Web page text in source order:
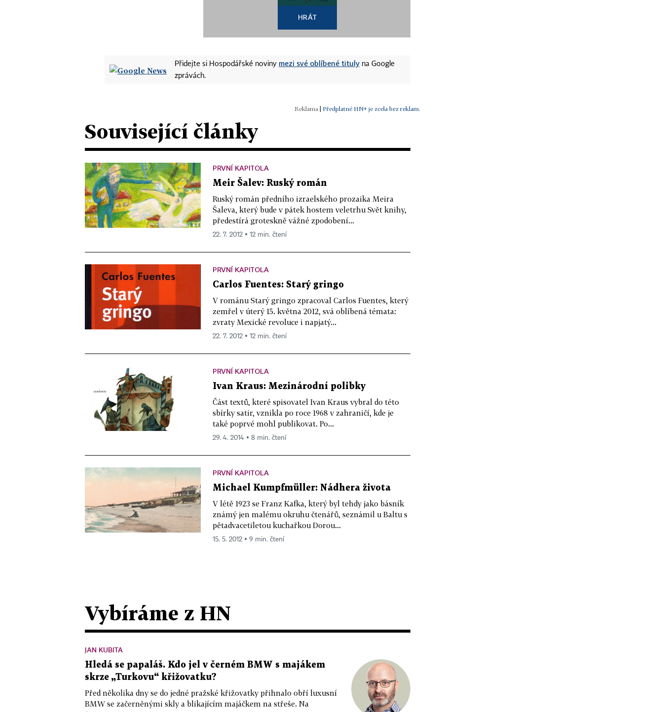
HRÁT
Přidejte si Hospodářské noviny mezi své oblíbené tituly na Google
zprávách.
Předplatné HN+ je zcela bez reklam.
Související články
PRVNÍ KAPITOLA
Meir Šalev: Ruský román
Ruský román předního izraelského prozaika Meira
Šaleva, který bude v pátek hostem veletrhu Svět knihy,
předestírá groteskně vážné zpodobení...
22. 7. 2012 ▪ 12 min. čtení
PRVNÍ KAPITOLA
Carlos Fuentes: Starý gringo
V románu Starý gringo zpracoval Carlos Fuentes, který
zemřel v úterý 15. května 2012, svá oblíbená témata:
zvraty Mexické revoluce i napjatý...
22. 7. 2012 ▪ 12 min. čtení
PRVNÍ KAPITOLA
Ivan Kraus: Mezinárodní polibky
Část textů, které spisovatel Ivan Kraus vybral do této
sbírky satir, vznikla po roce 1968 v zahraničí, kde je
také poprvé mohl publikovat. Po...
29. 4. 2014 ▪ 8 min. čtení
PRVNÍ KAPITOLA
Michael Kumpfmüller: Nádhera života
V létě 1923 se Franz Kafka, který byl tehdy jako básník
známý jen malému okruhu čtenářů, seznámil u Baltu s
pětadvacetiletou kuchařkou Dorou...
15. 5. 2012 ▪ 9 min. čtení
Vybíráme z HN
JAN KUBITA
Hledá se papaláš. Kdo jel v černém BMW s majákem
skrze „Turkovu“ křižovatku?
Před několika dny se do jedné pražské křižovatky přihnalo obří luxusní
BMW se začerněnými skly a blikajícím majáčkem na střeše. Na